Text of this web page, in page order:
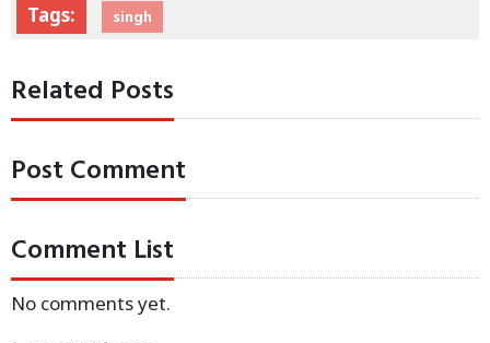
Tags: singh
Related Posts
Post Comment
Comment List
No comments yet.